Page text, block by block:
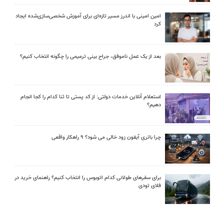
امین امینی با اندرز مسیر تازه‌ای برای آموزش شخصی‌سازی‌شده ایجاد
کرد
بعد از یک عمل ناموفق، جراح بینی ترمیمی را چگونه انتخاب کنیم؟
استعلام آنلاین خدمات دولتی: از کد پستی تا ثنا کدام را کجا انجام
دهیم؟
چرا باتری آیفون زود خالی می شود؟ ۹ راهکار واقعی
برای سفرهای طولانی کدام اتوبوس را انتخاب کنیم؟ راهنمای خرید در
فلای تودی